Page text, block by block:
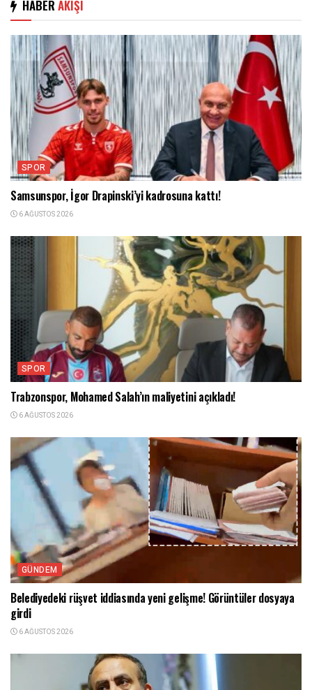
HABER AKIŞI
SPOR
Samsunspor, İgor Drapinski’yi kadrosuna kattı!
6 AĞUSTOS 2026
SPOR
Trabzonspor, Mohamed Salah’ın maliyetini açıkladı!
6 AĞUSTOS 2026
GÜNDEM
Belediyedeki rüşvet iddiasında yeni gelişme! Görüntüler dosyaya
girdi
6 AĞUSTOS 2026